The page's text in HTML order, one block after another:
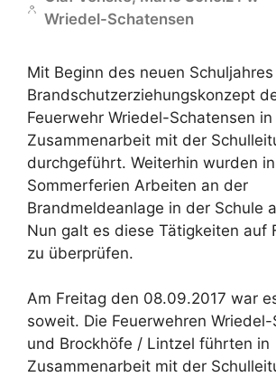
Wriedel-Schatensen
Mit Beginn des neuen
Brandschutzerziehungskonzept
Feuerwehr Wriedel-Schatensen in
Zusammenarbeit mit der
durchgeführt. Weiterhin wurden
Sommerferien Arbeiten an der
Brandmeldeanlage in der Schule
Nun galt es diese Tätigkeiten auf
zu überprüfen.
Am Freitag den 08.09.2017 war
soweit. Die Feuerwehren
und Brockhöfe / Lintzel führten in
Zusammenarbeit mit der